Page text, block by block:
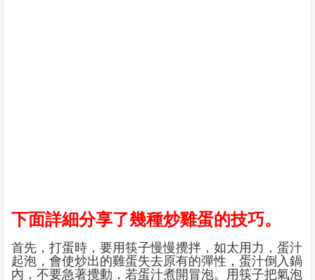
下面詳細分享了幾種炒雞蛋的技巧。
首先，打蛋時，要用筷子慢慢攪拌，如太用力，蛋汁
起泡，會使炒出的雞蛋失去原有的彈性，蛋汁倒入鍋
內，不要急著攪動，若蛋汁煮開冒泡。用筷子把氣泡